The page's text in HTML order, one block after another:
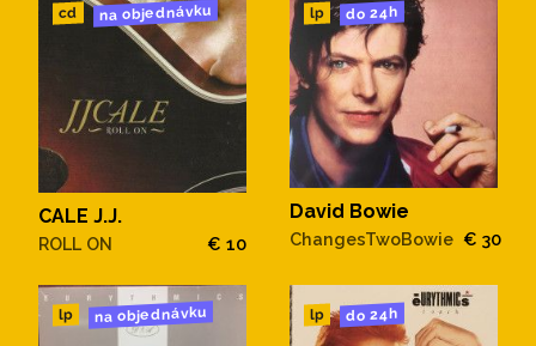
cd na objednávku
CALE J.J.
ROLL ON € 10
lp do 24h
David Bowie
ChangesTwoBowie € 30
lp na objednávku lp do 24h